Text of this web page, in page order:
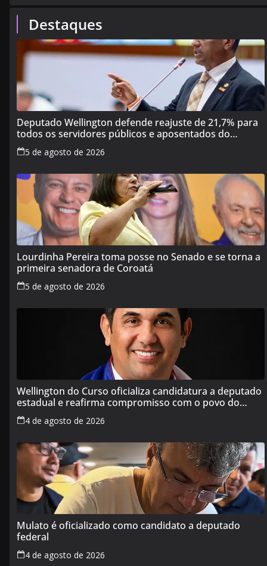
Destaques
Deputado Wellington defende reajuste de 21,7% para
todos os servidores públicos e aposentados do
Maranhão
5 de agosto de 2026
Lourdinha Pereira toma posse no Senado e se torna a
primeira senadora de Coroatá
5 de agosto de 2026
Wellington do Curso oficializa candidatura a deputado
estadual e reafirma compromisso com o povo do
Maranhão
4 de agosto de 2026
Mulato é oficializado como candidato a deputado
federal
4 de agosto de 2026